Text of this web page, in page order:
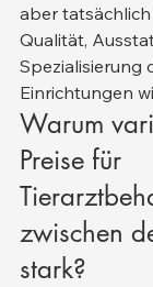
aber
Qualität,
Spezialisierung
Einrichtungen
Warum
Preise für
zwischen
stark?